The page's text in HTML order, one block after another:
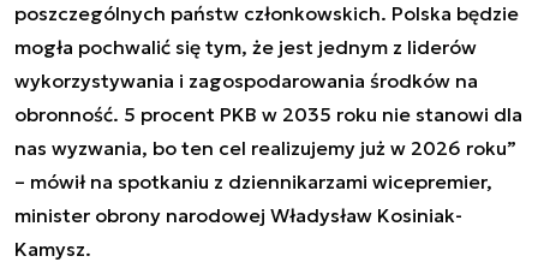
poszczególnych państw członkowskich. Polska będzie
mogła pochwalić się tym, że jest jednym z liderów
wykorzystywania i zagospodarowania środków na
obronność. 5 procent PKB w 2035 roku nie stanowi dla
nas wyzwania, bo ten cel realizujemy już w 2026 roku”
– mówił na spotkaniu z dziennikarzami wicepremier,
minister obrony narodowej Władysław Kosiniak-
Kamysz.